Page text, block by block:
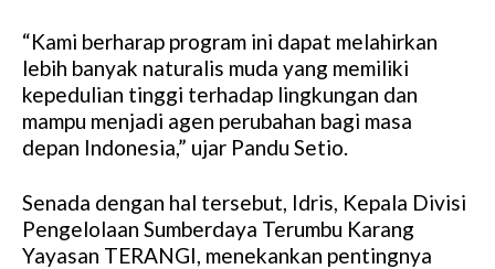
“Kami berharap program ini dapat melahirkan
lebih banyak naturalis muda yang memiliki
kepedulian tinggi terhadap lingkungan dan
mampu menjadi agen perubahan bagi masa
depan Indonesia,” ujar Pandu Setio.
Senada dengan hal tersebut, Idris, Kepala Divisi
Pengelolaan Sumberdaya Terumbu Karang
Yayasan TERANGI, menekankan pentingnya